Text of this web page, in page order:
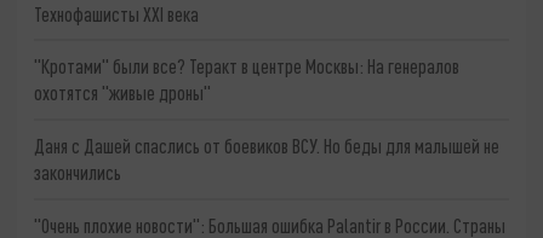
Технофашисты XXI века
"Кротами" были все? Теракт в центре Москвы: На генералов
охотятся "живые дроны"
Даня с Дашей спаслись от боевиков ВСУ. Но беды для малышей не
закончились
"Очень плохие новости": Большая ошибка Palantir в России. Страны